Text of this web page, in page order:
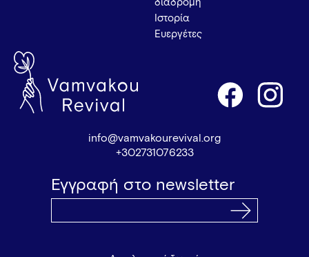
διαδρομή
Ιστορία
Ευεργέτες
info@vamvakourevival.org
+302731076233
Εγγραφή στο newsletter